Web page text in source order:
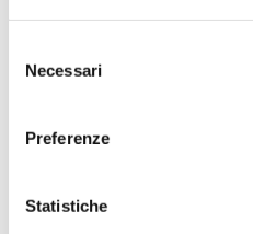
delNecessari
Preferenze
Statistiche